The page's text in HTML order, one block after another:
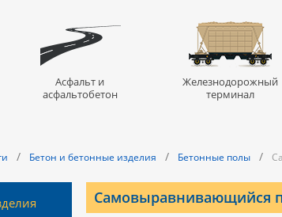
Асфальт и
асфальтобетон
Железнодорожный
терминал
/ Бетон и бетонные изделия / Бетонные полы /
Самовыравнивающийся